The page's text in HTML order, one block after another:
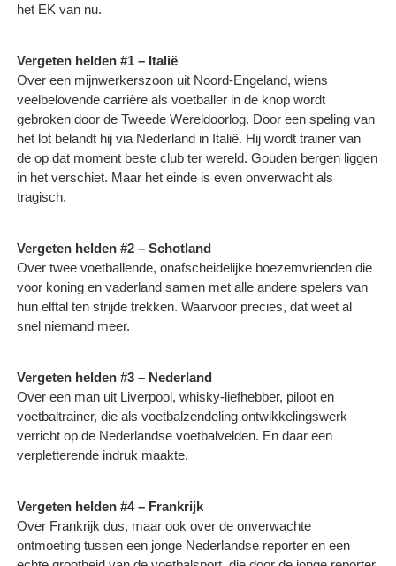
het EK van nu.
Vergeten helden #1 – Italië
Over een mijnwerkerszoon uit Noord-Engeland, wiens
veelbelovende carrière als voetballer in de knop wordt
gebroken door de Tweede Wereldoorlog. Door een speling van
het lot belandt hij via Nederland in Italië. Hij wordt trainer van
de op dat moment beste club ter wereld. Gouden bergen liggen
in het verschiet. Maar het einde is even onverwacht als
tragisch.
Vergeten helden #2 – Schotland
Over twee voetballende, onafscheidelijke boezemvrienden die
voor koning en vaderland samen met alle andere spelers van
hun elftal ten strijde trekken. Waarvoor precies, dat weet al
snel niemand meer.
Vergeten helden #3 – Nederland
Over een man uit Liverpool, whisky-liefhebber, piloot en
voetbaltrainer, die als voetbalzendeling ontwikkelingswerk
verricht op de Nederlandse voetbalvelden. En daar een
verpletterende indruk maakte.
Vergeten helden #4 – Frankrijk
Over Frankrijk dus, maar ook over de onverwachte
ontmoeting tussen een jonge Nederlandse reporter en een